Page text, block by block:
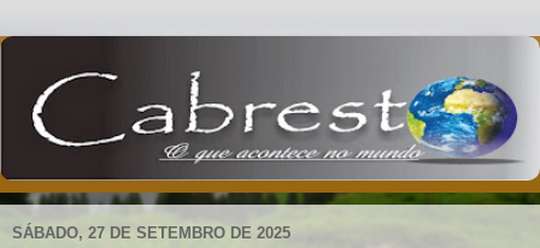
SÁBADO, 27 DE SETEMBRO DE 2025